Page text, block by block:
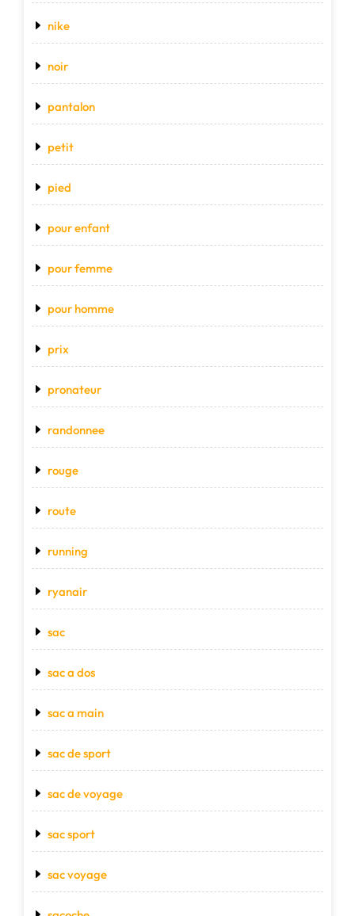
nike
noir
pantalon
petit
pied
pour enfant
pour femme
pour homme
prix
pronateur
randonnee
rouge
route
running
ryanair
sac
sac a dos
sac a main
sac de sport
sac de voyage
sac sport
sac voyage